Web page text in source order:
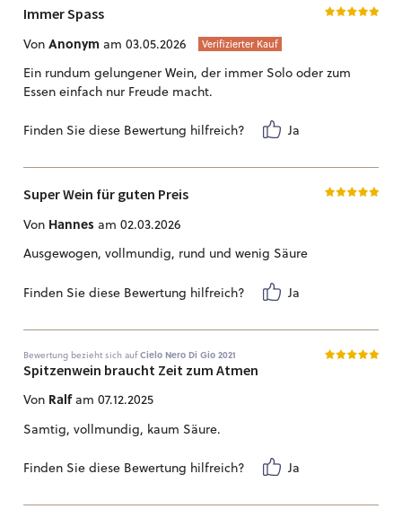
Immer Spass
Von Anonym am 03.05.2026 Verifizierter Kauf
Ein rundum gelungener Wein, der immer Solo oder zum
Essen einfach nur Freude macht.
Finden Sie diese Bewertung hilfreich? Ja
Super Wein für guten Preis
Von Hannes am 02.03.2026
Ausgewogen, vollmundig, rund und wenig Säure
Finden Sie diese Bewertung hilfreich? Ja
Bewertung bezieht sich aufCielo Nero Di Gio 2021
Spitzenwein braucht Zeit zum Atmen
Von Ralfam 07.12.2025
Samtig, vollmundig, kaum Säure.
Finden Sie diese Bewertung hilfreich? Ja